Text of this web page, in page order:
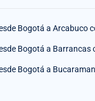
Bogotá a Arcabuco
Bogotá a Barrancas
Bogotá a